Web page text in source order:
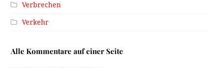
Verbrechen
Verkehr
Alle Kommentare auf einer Seite